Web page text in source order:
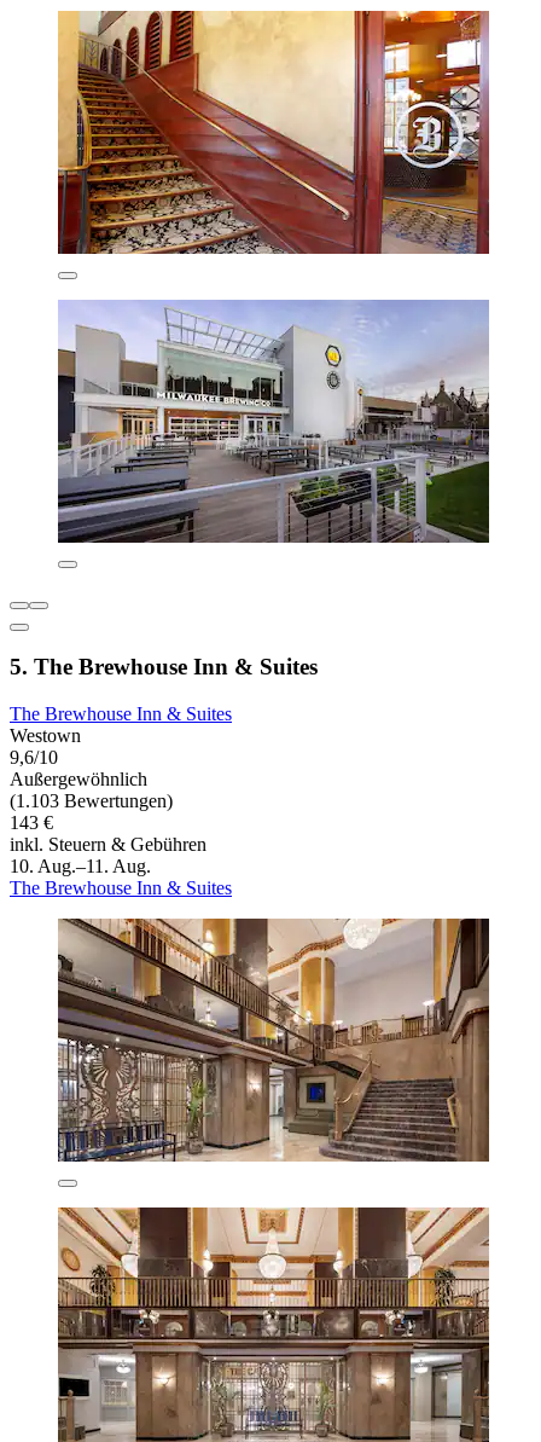
5. The Brewhouse Inn & Suites
The Brewhouse Inn & Suites
Westown
9,6/10
Außergewöhnlich
(1.103 Bewertungen)
143 €
inkl. Steuern & Gebühren
10. Aug.–11. Aug.
The Brewhouse Inn & Suites